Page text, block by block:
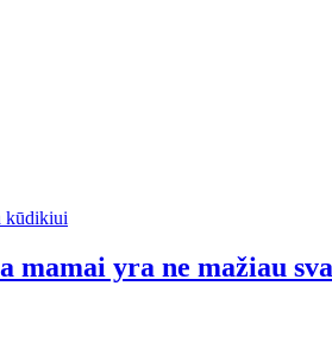
mamai yra ne mažiau